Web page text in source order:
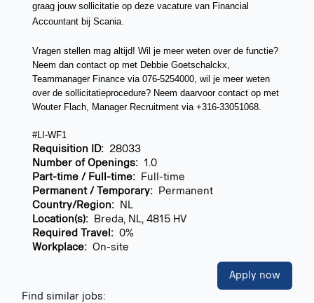
graag jouw sollicitatie op deze vacature van Financial
Accountant bij Scania.
Vragen stellen mag altijd! Wil je meer weten over de functie?
Neem dan contact op met Debbie Goetschalckx,
Teammanager Finance via 076-5254000, wil je meer weten
over de sollicitatieprocedure? Neem daarvoor contact op met
Wouter Flach, Manager Recruitment via +316-33051068.
#LI-WF1
Requisition ID: 28033
Number of Openings: 1.0
Part-time / Full-time: Full-time
Permanent / Temporary: Permanent
Country/Region: NL
Location(s): Breda, NL, 4815 HV
Required Travel: 0%
Workplace: On-site
Apply now
Find similar jobs: